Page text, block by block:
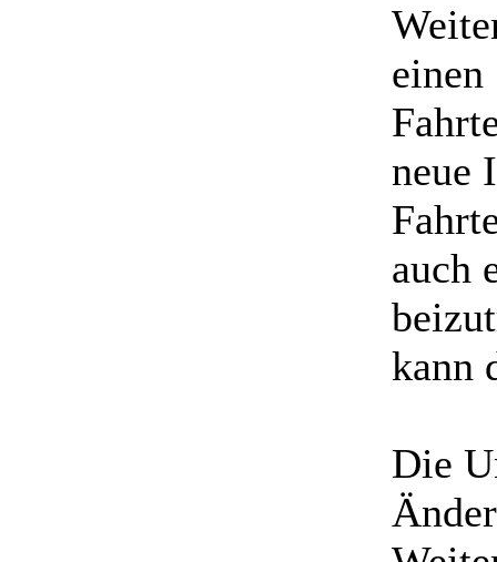
neue
auch
kann
Die